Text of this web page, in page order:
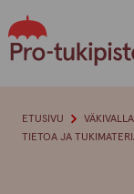
to
content
ETUSIVU
TIETOA JA